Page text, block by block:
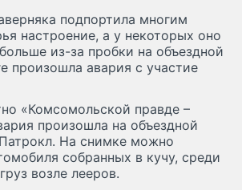
подпортила многим
настроение, а у некоторых оно
из-за пробки на объездной
произошла авария с участие
«Комсомольской правде –
произошла на объездной
На снимке можно
собранных в кучу, среди
возле лееров.